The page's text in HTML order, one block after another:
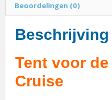
Beoordelingen (0)
Beschrijving
Tent voor
Cruise